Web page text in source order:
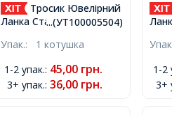
...(УТ100005504)
Тросик Ювелірний
Ланка Сталь, Чорний,
котушка,
Упак.: 1 котушка
1-2 упак.: 45,00 грн.
3+ упак.: 36,00 грн.
1-2
3+